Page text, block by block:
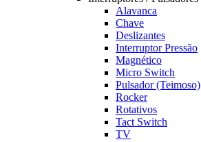
Alavanca
Chave
Deslizantes
Interruptor Pressão
Magnético
Micro Switch
Pulsador (Teimoso)
Rocker
Rotativos
Tact Switch
TV